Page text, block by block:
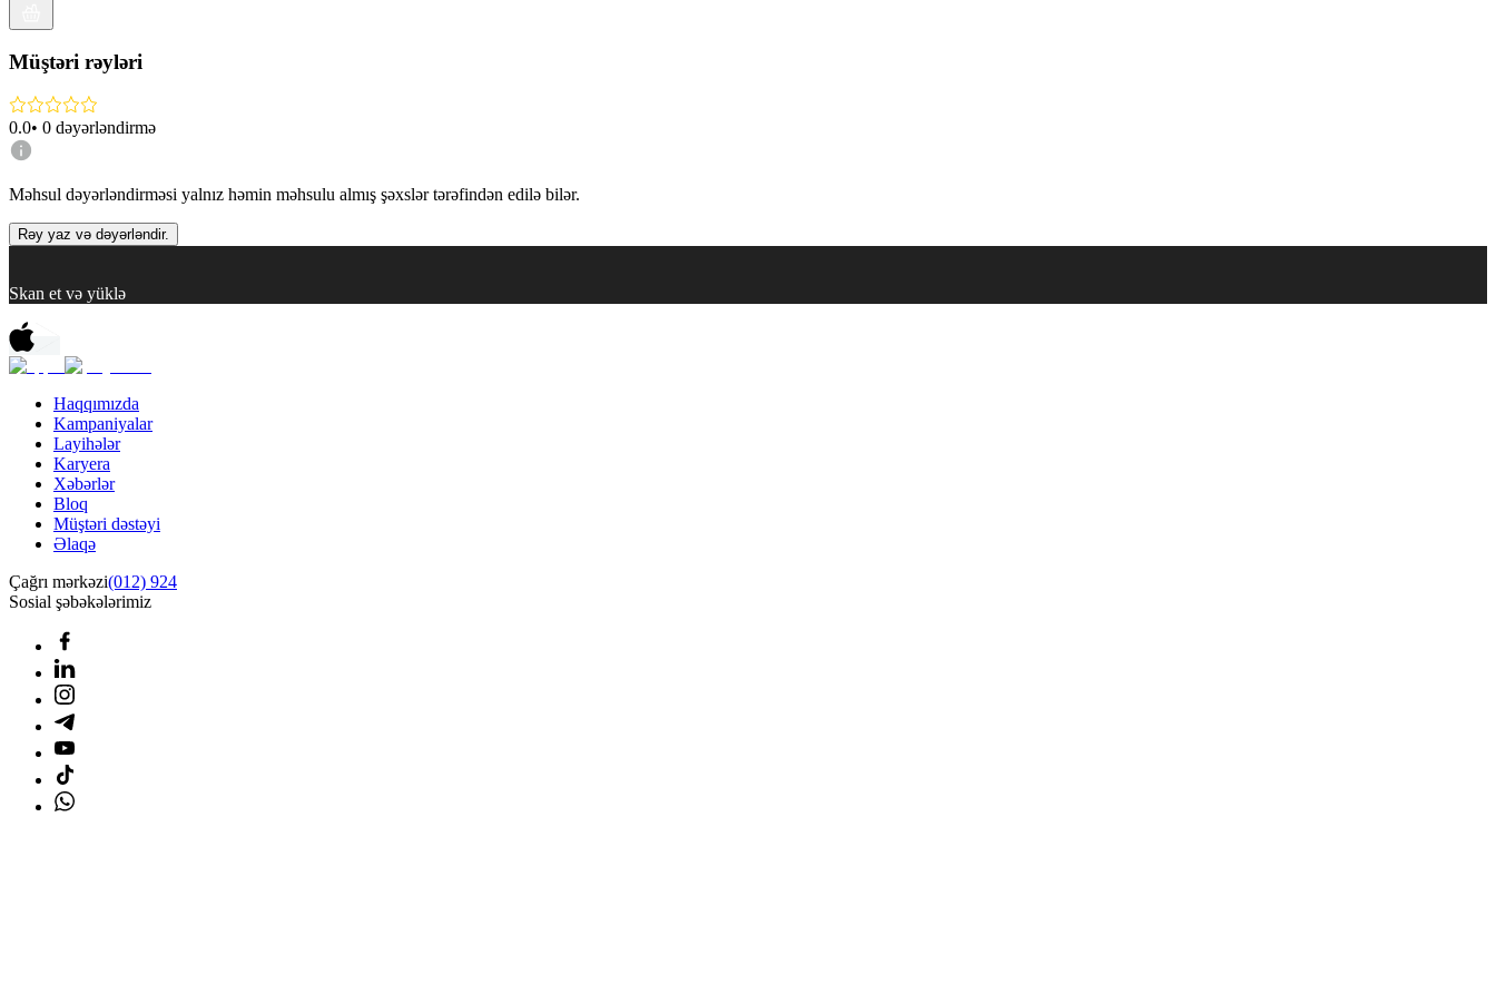
Müştəri rəyləri
0.0• 0 dəyərləndirmə
Məhsul dəyərləndirməsi yalnız həmin məhsulu almış şəxslər tərəfindən edilə bilər.
Rəy yaz və dəyərləndir.
Skan et və yüklə
Haqqımızda
Kampaniyalar
Layihələr
Karyera
Xəbərlər
Bloq
Müştəri dəstəyi
Əlaqə
Çağrı mərkəzi(012) 924
Sosial şəbəkələrimiz